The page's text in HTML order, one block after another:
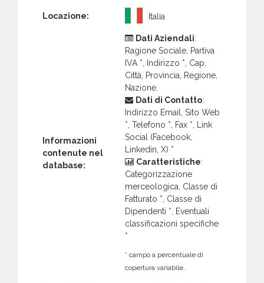
Locazione: Italia
Informazioni
contenute nel
database:
Dati Aziendali:
Ragione Sociale, Partiva
IVA *, Indirizzo *, Cap,
Città, Provincia, Regione,
Nazione.
Dati di Contatto:
Indirizzo Email, Sito Web
*, Telefono *, Fax *, Link
Social (Facebook,
Linkedin, X) *
Caratteristiche:
Categorizzazione
merceologica, Classe di
Fatturato *, Classe di
Dipendenti *, Eventuali
classificazioni specifiche
*
* campo a percentuale di
copertura variabile.